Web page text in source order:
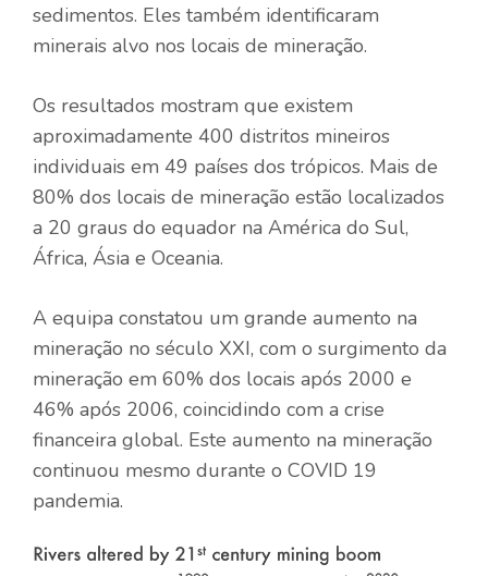
sedimentos. Eles também identificaram
minerais alvo nos locais de mineração.
Os resultados mostram que existem
aproximadamente 400 distritos mineiros
individuais em 49 países dos trópicos. Mais de
80% dos locais de mineração estão localizados
a 20 graus do equador na América do Sul,
África, Ásia e Oceania.
A equipa constatou um grande aumento na
mineração no século XXI, com o surgimento da
mineração em 60% dos locais após 2000 e
46% após 2006, coincidindo com a crise
financeira global. Este aumento na mineração
continuou mesmo durante o COVID 19
pandemia.